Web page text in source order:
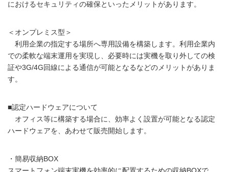
におけるセキュリティの確保といったメリットがあります。
＜オンプレミス型＞
利用企業の指定する場所へ専用設備を構築します。利用企業内
での柔軟な端末運用を実現し、必要時には実機を取り外しての検
証や3G/4G回線による通信が可能となるなどのメリットがありま
す。
■認定ハードウェアについて
オフィス等に構築する場合に、効率よく設置が可能となる認定
ハードウェアを、あわせて販売開始します。
・簡易収納BOX